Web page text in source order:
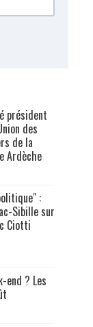
président
des
de la
Ardèche
:
Sibille sur
Ciotti
end ? Les